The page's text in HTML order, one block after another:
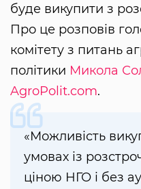
буде викупити з
Про це розповів
комітету з питань
політики Микола
AgroPolit.com.
«Можливість
умовах із
ціною НГО і без